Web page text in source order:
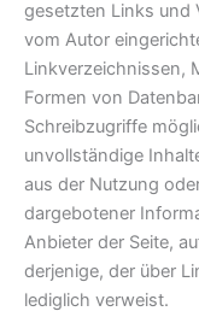
gesetzten Links und
vom Autor
Linkverzeichnissen,
Formen von
Schreibzugriffe
unvollständige
aus der Nutzung
dargebotener
Anbieter der Seite,
derjenige, der über
lediglich verweist.